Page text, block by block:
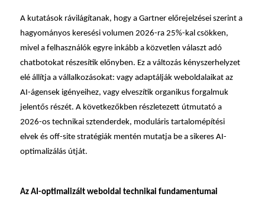
A kutatások rávilágítanak, hogy a Gartner előrejelzései szerint a
hagyományos keresési volumen 2026-ra 25%-kal csökken,
mivel a felhasználók egyre inkább a közvetlen választ adó
chatbotokat részesítik előnyben. Ez a változás kényszerhelyzet
elé állítja a vállalkozásokat: vagy adaptálják weboldalaikat az
AI-ágensek igényeihez, vagy elveszítik organikus forgalmuk
jelentős részét. A következőkben részletezett útmutató a
2026-os technikai sztenderdek, moduláris tartalomépítési
elvek és off-site stratégiák mentén mutatja be a sikeres AI-
optimalizálás útját.
Az AI-optimalizált weboldal technikai fundamentumai